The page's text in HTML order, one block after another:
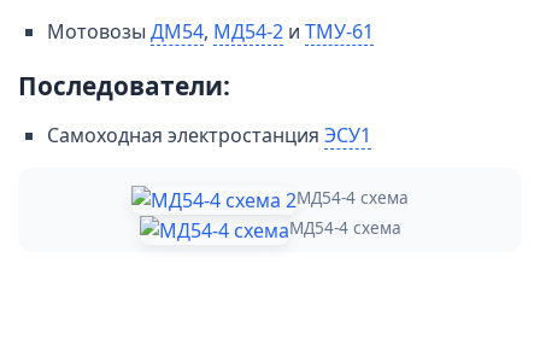
Мотовозы ДМ54, МД54-2 и ТМУ-61
Последователи:
Самоходная электростанция ЭСУ1
МД54-4 схема
МД54-4 схема